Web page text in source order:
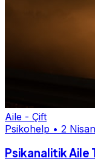
Aile - Çift
Psikohelp • 2
Psikanalitik Aile